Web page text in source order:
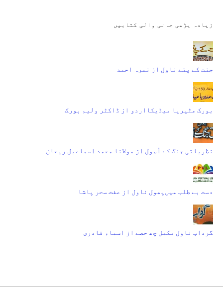
زیادہ پڑھی جانی والی کتابیں
جنت کے پتے ناول از نمرہ احمد
بورک مٹیریا میڈیکااردو از ڈاکٹر ولیم بورک
نظریاتی جنگ کے اُصول از مولانا محمد اسماعیل ریحان
دست بے طلب میں‌پھول ناول از عفت سحر پاشا
گرداب ناول مکمل چھ حصے از اسماء قادری